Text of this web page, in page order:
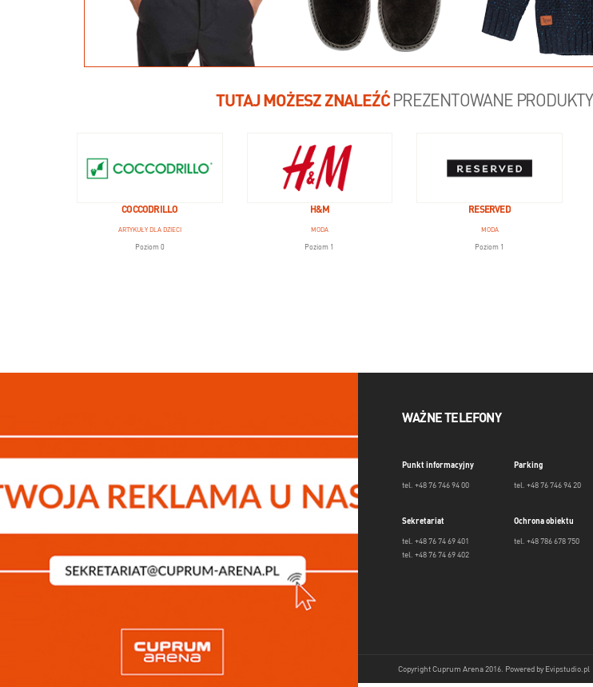
TUTAJ MOŻESZ ZNALEŹĆPREZENTOWANE PRODUKTY
COCCODRILLO
ARTYKUŁY DLA DZIECI
Poziom 0
H&M
MODA
Poziom 1
RESERVED
MODA
Poziom 1
WAŻNE TELEFONY
Punkt informacyjny
tel. +48 76 746 94 00
Parking
tel. +48 76 746 94 20
Sekretariat
tel. +48 76 74 69 401
tel. +48 76 74 69 402
Ochrona obiektu
tel. +48 786 678 750
Copyright Cuprum Arena 2016. Powered by Evipstudio.pl